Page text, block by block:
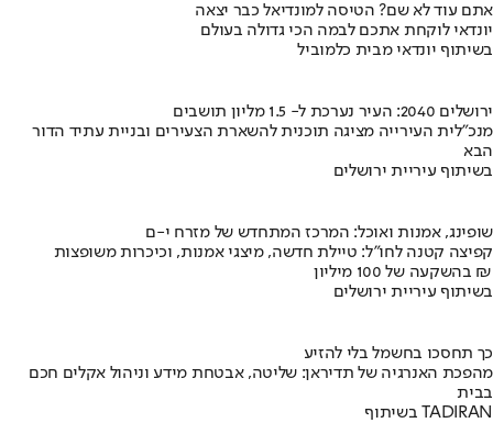
אתם עוד לא שם? הטיסה למונדיאל כבר יצאה
יונדאי לוקחת אתכם לבמה הכי גדולה בעולם
בשיתוף יונדאי מבית כלמוביל
ירושלים 2040: העיר נערכת ל- 1.5 מליון תושבים
מנכ"לית העירייה מציגה תוכנית להשארת הצעירים ובניית עתיד הדור
הבא
בשיתוף עיריית ירושלים
שופינג, אמנות ואוכל: המרכז המתחדש של מזרח י-ם
קפיצה קטנה לחו"ל: טיילת חדשה, מיצגי אמנות, וכיכרות משופצות
בהשקעה של 100 מיליון ₪
בשיתוף עיריית ירושלים
כך תחסכו בחשמל בלי להזיע
מהפכת האנרגיה של תדיראן: שליטה, אבטחת מידע וניהול אקלים חכם
בבית
בשיתוף TADIRAN